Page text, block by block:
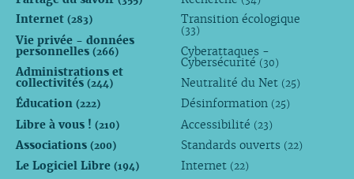
Internet (283)
Vie privée - données
personnelles (266)
Administrations et
collectivités (244)
Éducation (222)
Libre à vous ! (210)
Associations (200)
Le Logiciel Libre (194)
Transition écologique
(33)
Cyberattaques -
Cybersécurité (30)
Neutralité du Net (25)
Désinformation (25)
Accessibilité (23)
Standards ouverts (22)
Internet (22)